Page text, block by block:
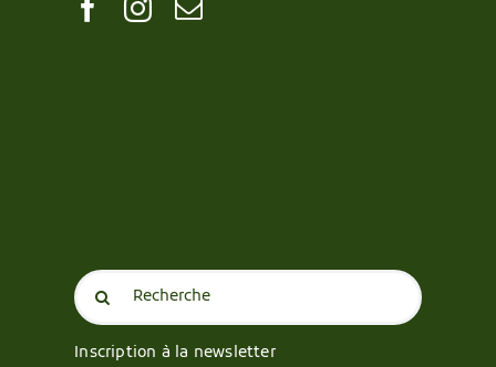
Search
for:
Inscription à la newsletter